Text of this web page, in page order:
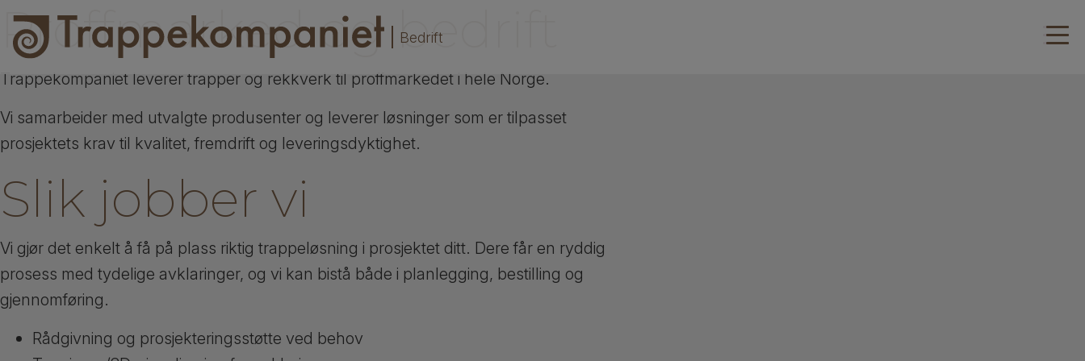
Bedrift
Proffmarked og bedrift
Trappekompaniet leverer trapper og rekkverk til proffmarkedet i hele Norge.
Vi samarbeider med utvalgte produsenter og leverer løsninger som er tilpasset
prosjektets krav til kvalitet, fremdrift og leveringsdyktighet.
Slik jobber vi
Vi gjør det enkelt å få på plass riktig trappeløsning i prosjektet ditt. Dere får en ryddig
prosess med tydelige avklaringer, og vi kan bistå både i planlegging, bestilling og
gjennomføring.
Rådgivning og prosjekteringsstøtte ved behov